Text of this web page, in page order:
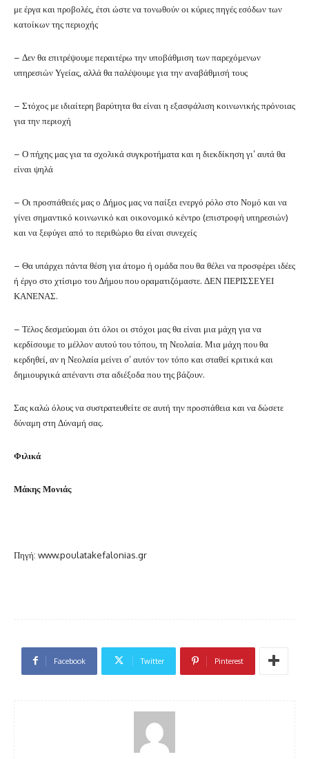
με έργα και προβολές, έτσι ώστε να τονωθούν οι κύριες πηγές εσόδων των
κατοίκων της περιοχής
– Δεν θα επιτρέψουμε περαιτέρω την υποβάθμιση των παρεχόμενων
υπηρεσιών Υγείας, αλλά θα παλέψουμε για την αναβάθμισή τους
– Στόχος με ιδιαίτερη βαρύτητα θα είναι η εξασφάλιση κοινωνικής πρόνοιας
για την περιοχή
– Ο πήχης μας για τα σχολικά συγκροτήματα και η διεκδίκηση γι’ αυτά θα
είναι ψηλά
– Οι προσπάθειές μας ο Δήμος μας να παίξει ενεργό ρόλο στο Νομό και να
γίνει σημαντικό κοινωνικό και οικονομικό κέντρο (επιστροφή υπηρεσιών)
και να ξεφύγει από το περιθώριο θα είναι συνεχείς
– Θα υπάρχει πάντα θέση για άτομο ή ομάδα που θα θέλει να προσφέρει ιδέες
ή έργο στο χτίσιμο του Δήμου που οραματιζόμαστε. ΔΕΝ ΠΕΡΙΣΣΕΥΕΙ
ΚΑΝΕΝΑΣ.
– Τέλος δεσμεύομαι ότι όλοι οι στόχοι μας θα είναι μια μάχη για να
κερδίσουμε το μέλλον αυτού του τόπου, τη Νεολαία. Μια μάχη που θα
κερδηθεί, αν η Νεολαία μείνει σ’ αυτόν τον τόπο και σταθεί κριτικά και
δημιουργικά απέναντι στα αδιέξοδα που της βάζουν.
Σας καλώ όλους να συστρατευθείτε σε αυτή την προσπάθεια και να δώσετε
δύναμη στη Δύναμή σας.
Φιλικά
Μάκης Μονιάς
Πηγή: www.poulatakefalonias.gr
Facebook Twitter Pinterest